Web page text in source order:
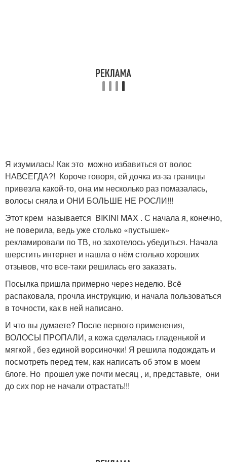
Я изумилась! Как это можно избавиться от волос
НАВСЕГДА?! Короче говоря, ей дочка из-за границы
привезла какой-то, она им несколько раз помазалась,
волосы сняла и ОНИ БОЛЬШЕ НЕ РОСЛИ!!!
Этот крем называется BIKINI MAX . С начала я, конечно,
не поверила, ведь уже столько «пустышек»
рекламировали по ТВ, но захотелось убедиться. Начала
шерстить интернет и нашла о нём столько хороших
отзывов, что все-таки решилась его заказать.
Посылка пришла примерно через неделю. Всё
распаковала, прочла инструкцию, и начала пользоваться
в точности, как в ней написано.
И что вы думаете? После первого применения,
ВОЛОСЫ ПРОПАЛИ, а кожа сделалась гладенькой и
мягкой , без единой ворсиночки! Я решила подождать и
посмотреть перед тем, как написать об этом в моем
блоге. Но прошел уже почти месяц , и, представьте, они
до сих пор не начали отрастать!!!